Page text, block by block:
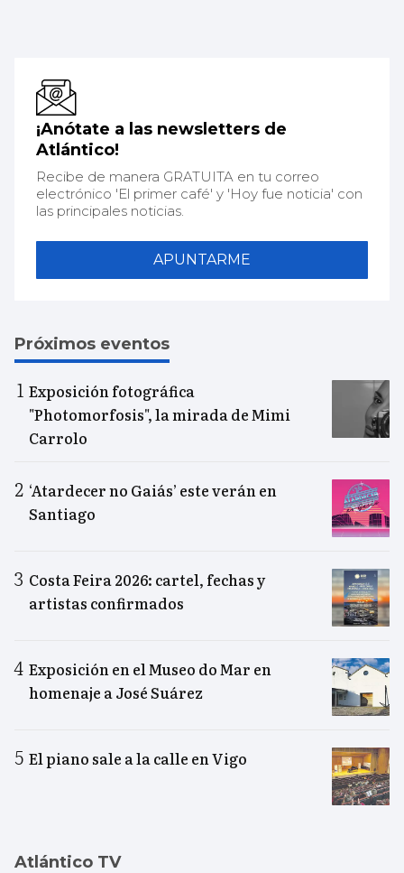
¡Anótate a las newsletters de
Atlántico!
Recibe de manera GRATUITA en tu correo
electrónico 'El primer café' y 'Hoy fue noticia' con
las principales noticias.
APUNTARME
Próximos eventos
Exposición fotográfica
"Photomorfosis", la mirada de Mimi
Carrolo
‘Atardecer no Gaiás’ este verán en
Santiago
Costa Feira 2026: cartel, fechas y
artistas confirmados
Exposición en el Museo do Mar en
homenaje a José Suárez
El piano sale a la calle en Vigo
Atlántico TV